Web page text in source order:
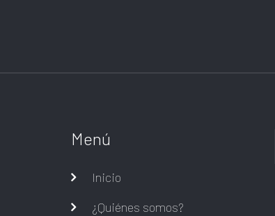
Menú
Inicio
¿Quiénes somos?